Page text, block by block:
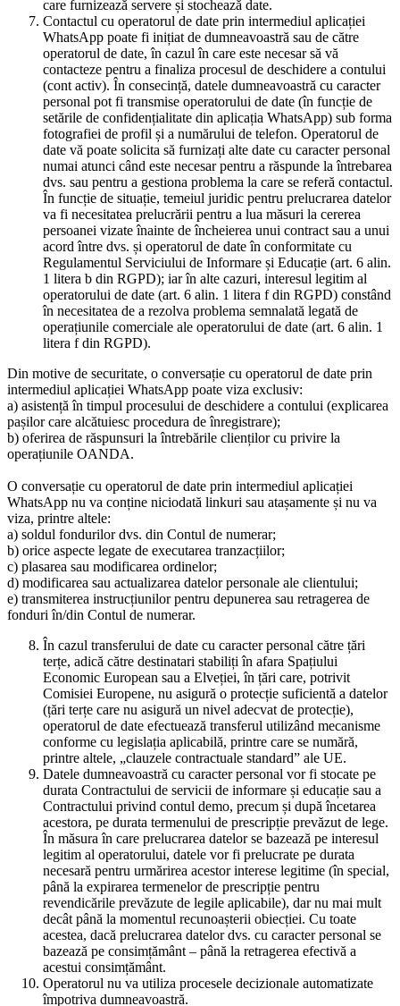
care furnizează servere și stochează date.
Contactul cu operatorul de date prin intermediul aplicației
WhatsApp poate fi inițiat de dumneavoastră sau de către
operatorul de date, în cazul în care este necesar să vă
contacteze pentru a finaliza procesul de deschidere a contului
(cont activ). În consecință, datele dumneavoastră cu caracter
personal pot fi transmise operatorului de date (în funcție de
setările de confidențialitate din aplicația WhatsApp) sub forma
fotografiei de profil și a numărului de telefon. Operatorul de
date vă poate solicita să furnizați alte date cu caracter personal
numai atunci când este necesar pentru a răspunde la întrebarea
dvs. sau pentru a gestiona problema la care se referă contactul.
În funcție de situație, temeiul juridic pentru prelucrarea datelor
va fi necesitatea prelucrării pentru a lua măsuri la cererea
persoanei vizate înainte de încheierea unui contract sau a unui
acord între dvs. și operatorul de date în conformitate cu
Regulamentul Serviciului de Informare și Educație (art. 6 alin.
1 litera b din RGPD); iar în alte cazuri, interesul legitim al
operatorului de date (art. 6 alin. 1 litera f din RGPD) constând
în necesitatea de a rezolva problema semnalată legată de
operațiunile comerciale ale operatorului de date (art. 6 alin. 1
litera f din RGPD).
Din motive de securitate, o conversație cu operatorul de date prin
intermediul aplicației WhatsApp poate viza exclusiv:
a) asistență în timpul procesului de deschidere a contului (explicarea
pașilor care alcătuiesc procedura de înregistrare);
b) oferirea de răspunsuri la întrebările clienților cu privire la
operațiunile OANDA.
O conversație cu operatorul de date prin intermediul aplicației
WhatsApp nu va conține niciodată linkuri sau atașamente și nu va
viza, printre altele:
a) soldul fondurilor dvs. din Contul de numerar;
b) orice aspecte legate de executarea tranzacțiilor;
c) plasarea sau modificarea ordinelor;
d) modificarea sau actualizarea datelor personale ale clientului;
e) transmiterea instrucțiunilor pentru depunerea sau retragerea de
fonduri în/din Contul de numerar.
În cazul transferului de date cu caracter personal către țări
terțe, adică către destinatari stabiliți în afara Spațiului
Economic European sau a Elveției, în țări care, potrivit
Comisiei Europene, nu asigură o protecție suficientă a datelor
(țări terțe care nu asigură un nivel adecvat de protecție),
operatorul de date efectuează transferul utilizând mecanisme
conforme cu legislația aplicabilă, printre care se numără,
printre altele, „clauzele contractuale standard” ale UE.
Datele dumneavoastră cu caracter personal vor fi stocate pe
durata Contractului de servicii de informare și educație sau a
Contractului privind contul demo, precum și după încetarea
acestora, pe durata termenului de prescripție prevăzut de lege.
În măsura în care prelucrarea datelor se bazează pe interesul
legitim al operatorului, datele vor fi prelucrate pe durata
necesară pentru urmărirea acestor interese legitime (în special,
până la expirarea termenelor de prescripție pentru
revendicările prevăzute de legile aplicabile), dar nu mai mult
decât până la momentul recunoașterii obiecției. Cu toate
acestea, dacă prelucrarea datelor dvs. cu caracter personal se
bazează pe consimțământ – până la retragerea efectivă a
acestui consimțământ.
Operatorul nu va utiliza procesele decizionale automatizate
împotriva dumneavoastră.